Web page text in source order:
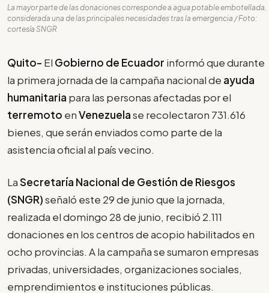
La mayor parte de las donaciones corresponde a agua potable embotellada,
considerada una de las principales necesidades tras la emergencia / Foto:
cortesía SNGR
Quito- El Gobierno de Ecuador informó que durante
la primera jornada de la campaña nacional de ayuda
humanitaria para las personas afectadas por el
terremoto enVenezuelase recolectaron 731.616
bienes, que serán enviados como parte de la
asistencia oficial al país vecino.
LaSecretaría Nacional de Gestión de Riesgos
(SNGR)señaló este 29 de junio que la jornada,
realizada el domingo 28 de junio, recibió 2.111
donaciones en los centros de acopio habilitados en
ocho provincias. A la campaña se sumaron empresas
privadas, universidades, organizaciones sociales,
emprendimientos e instituciones públicas.